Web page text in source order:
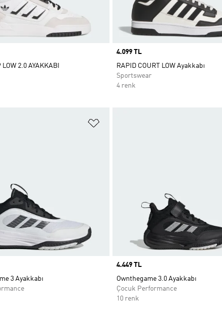
LOW 2.0 AYAKKABI
Price
4.099 TL
RAPID COURT LOW Ayakkabı
Sportswear
4 renk
3 Ayakkabı
Price
4.449 TL
Ownthegame 3.0 Ayakkabı
Çocuk Performance
10 renk